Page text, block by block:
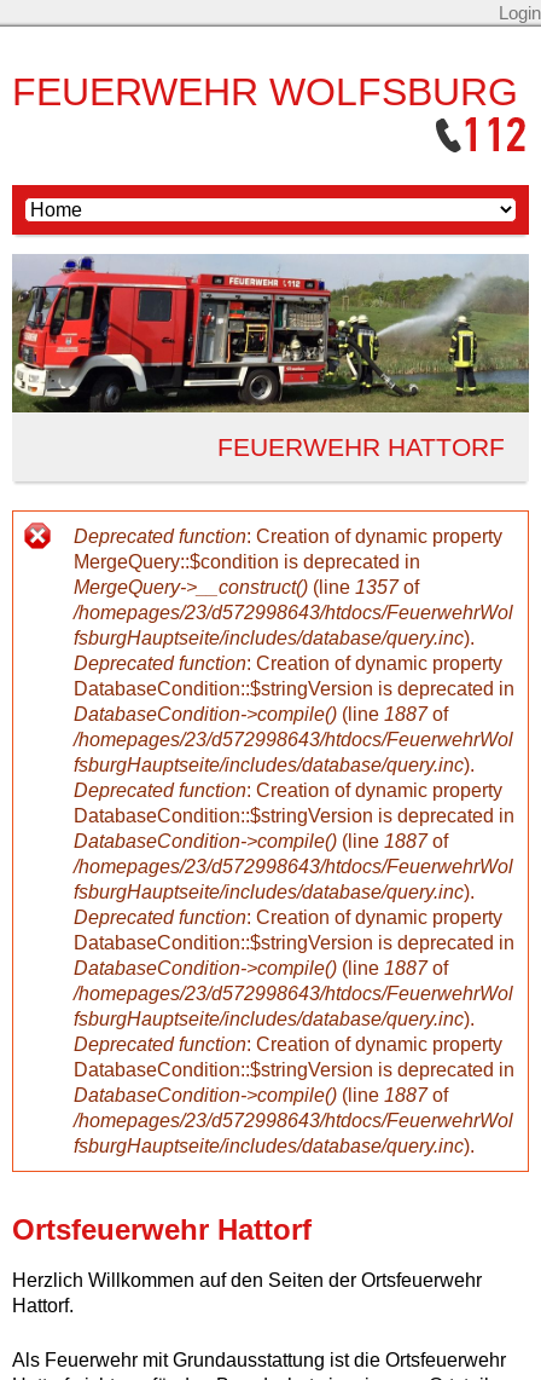
Login
FEUERWEHR WOLFSBURG
FEUERWEHR HATTORF
F
e
h
l
e
r
m
e
l
d
u
g
Deprecated function: Creation of dynamic property
MergeQuery::$condition is deprecated in
MergeQuery->__construct() (line 1357of
/homepages/23/d572998643/htdocs/FeuerwehrWol
fsburgHauptseite/includes/database/query.inc).
Deprecated function: Creation of dynamic property
DatabaseCondition::$stringVersion is deprecated in
DatabaseCondition->compile() (line 1887of
/homepages/23/d572998643/htdocs/FeuerwehrWol
fsburgHauptseite/includes/database/query.inc).
Deprecated function: Creation of dynamic property
DatabaseCondition::$stringVersion is deprecated in
DatabaseCondition->compile() (line 1887of
/homepages/23/d572998643/htdocs/FeuerwehrWol
fsburgHauptseite/includes/database/query.inc).
Deprecated function: Creation of dynamic property
DatabaseCondition::$stringVersion is deprecated in
DatabaseCondition->compile() (line 1887of
/homepages/23/d572998643/htdocs/FeuerwehrWol
fsburgHauptseite/includes/database/query.inc).
Deprecated function: Creation of dynamic property
DatabaseCondition::$stringVersion is deprecated in
DatabaseCondition->compile() (line 1887of
/homepages/23/d572998643/htdocs/FeuerwehrWol
fsburgHauptseite/includes/database/query.inc).
Ortsfeuerwehr Hattorf
Herzlich Willkommen auf den Seiten der Ortsfeuerwehr
Hattorf.
Als Feuerwehr mit Grundausstattung ist die Ortsfeuerwehr